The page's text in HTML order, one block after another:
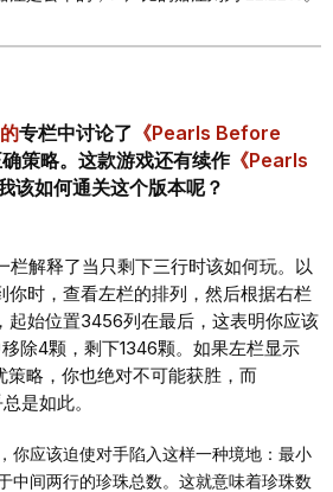
专栏中讨论了 《Pearls Before
策略。这款游戏还有续作《Pearls
该如何通关这个版本呢？
栏解释了当只剩下三行时该如何玩。以
你时，查看左栏的排列，然后根据右栏
起始位置3456列在最后，这表明你应该
除4颗，剩下1346颗。如果左栏显示
策略，你也绝对不可能获胜，而
是如此。
你应该迫使对手陷入这样一种境地：最小
中间两行的珍珠总数。这就意味着珍珠数